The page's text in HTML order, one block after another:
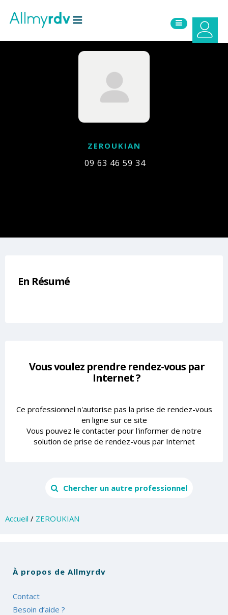
ZEROUKIAN
09 63 46 59 34
En Résumé
Vous voulez prendre rendez-vous par
Internet ?
Ce professionnel n'autorise pas la prise de rendez-vous
en ligne sur ce site
Vous pouvez le contacter pour l'informer de notre
solution de prise de rendez-vous par Internet
Chercher un autre professionnel
Accueil / ZEROUKIAN
À propos de Allmyrdv
Contact
Besoin d’aide ?